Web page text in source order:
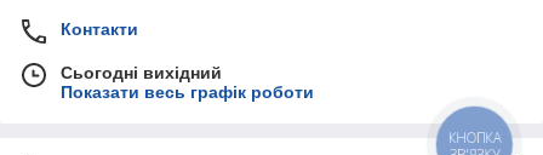
Контакти
Сьогодні вихідний
Показати весь графік роботи
КНОПКА